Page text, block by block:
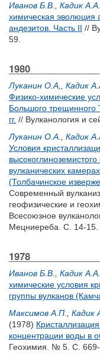
Иванов Б.В.
Кадик А.А.
химическая эволюция
андезитов. Часть II //
59.
1980
Луканин О.А, Кадик
Физико-химические
Большого трещинного
гг. // Вулканология и
Луканин О.А.
Кадик
Условия
вулканических
(Толбачинское
Современный
геофизические и
Всесоюзное
Мецниереба. С. 14-15.
1978
Иванов Б.В. Кадик А.А.
химические условия
группы вулканов
Максимов А.П.
Кадик
(1978)
концентрации воды в
Геохимия. № 5. С. 669-